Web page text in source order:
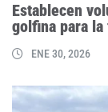
Establecen
golfina para
ENE 30, 2026